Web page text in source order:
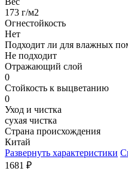
173 г/м2
Огнестойкость
Нет
Подходит ли для влажных
Не подходит
Отражающий слой
0
Стойкость к выцветанию
0
Уход и чистка
сухая чистка
Страна происхождения
Китай
Развернуть характеристики
1681 ₽